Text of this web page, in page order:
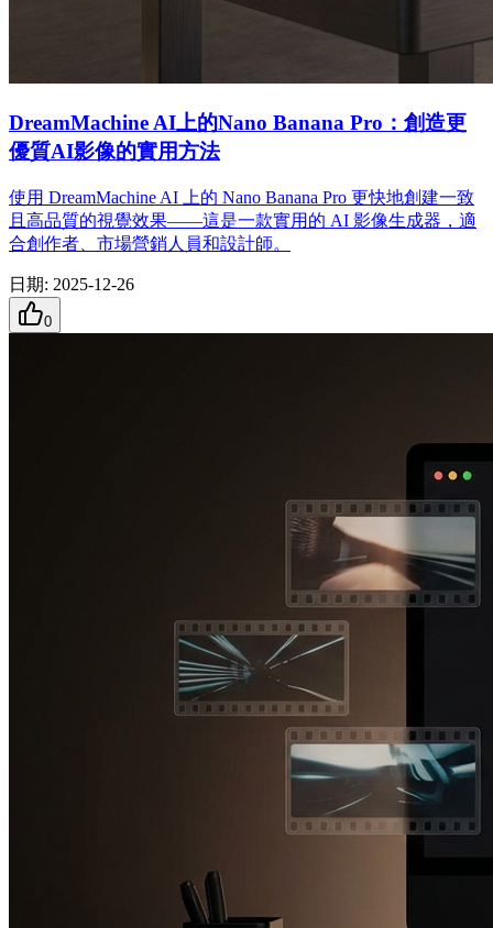
DreamMachine AI上的Nano Banana Pro：創造更
優質AI影像的實用方法
使用 DreamMachine AI 上的 Nano Banana Pro 更快地創建一致
且高品質的視覺效果——這是一款實用的 AI 影像生成器，適
合創作者、市場營銷人員和設計師。
日期: 2025-12-26
0